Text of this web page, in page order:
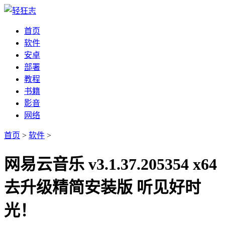
首页
软件
安卓
部署
教程
书籍
影音
网络
首页 > 软件 >
网易云音乐 v3.1.37.205354 x64
去升级精简安装版 听见好时
光！